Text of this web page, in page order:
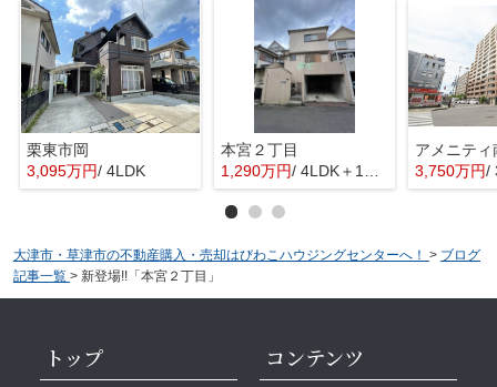
栗東市岡
3,095万円/ 4LDK
本宮２丁目
1,290万円/ 4LDK＋1S(納戸) 3,750万円/
大津市・草津市の不動産購入・売却はびわこハウジングセンターへ！ > ブログ
記事一覧 > 新登場!!「本宮２丁目」
トップ コンテンツ